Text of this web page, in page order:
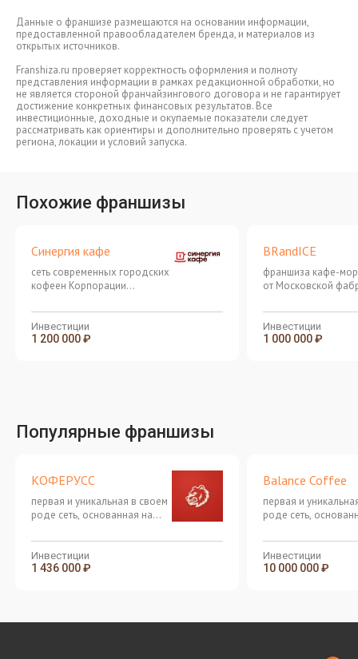
Данные о франшизе размещаются на основании информации,
предоставленной правообладателем бренда, и материалов из
открытых источников.
Franshiza.ru проверяет корректность оформления и полноту
представления информации в рамках редакционной обработки, но
не является стороной франчайзингового договора и не гарантирует
достижение конкретных финансовых результатов. Все
инвестиционные, доходные и окупаемые показатели следует
рассматривать как ориентиры и дополнительно проверять с учетом
региона, локации и условий запуска.
Похожие франшизы
Синергия кафе
сеть современных городских
кофеен Корпорации
Инвестиции
1 200 000 ₽
BRandICE
франшиза кафе-
от Московской
Инвестиции
1 000 000 ₽
Популярные франшизы
КОФЕРУСС
первая и уникальная в своем
роде сеть, основанная на
азиатских напитков Bubble
Tea
Инвестиции
1 436 000 ₽
Balance Coffee
первая и
роде сеть,
азиатских
Tea
Инвестиции
10 000 000 ₽